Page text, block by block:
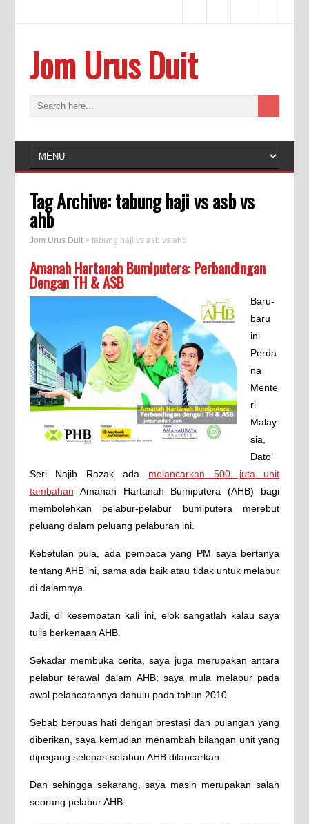
Jom Urus Duit
Tag Archive:tabung haji vs asb vs
ahb
Jom Urus Duit> tabung haji vs asb vs ahb
Amanah Hartanah Bumiputera: Perbandingan
Dengan TH & ASB
Baru-
baru
ini
Perda
na
Mente
ri
Malay
sia,
Dato’
Seri Najib Razak ada melancarkan 500 juta unit
tambahan Amanah Hartanah Bumiputera (AHB) bagi
membolehkan pelabur-pelabur bumiputera merebut
peluang dalam peluang pelaburan ini.
Kebetulan pula, ada pembaca yang PM saya bertanya
tentang AHB ini, sama ada baik atau tidak untuk melabur
di dalamnya.
Jadi, di kesempatan kali ini, elok sangatlah kalau saya
tulis berkenaan AHB.
Sekadar membuka cerita, saya juga merupakan antara
pelabur terawal dalam AHB; saya mula melabur pada
awal pelancarannya dahulu pada tahun 2010.
Sebab berpuas hati dengan prestasi dan pulangan yang
diberikan, saya kemudian menambah bilangan unit yang
dipegang selepas setahun AHB dilancarkan.
Dan sehingga sekarang, saya masih merupakan salah
seorang pelabur AHB.